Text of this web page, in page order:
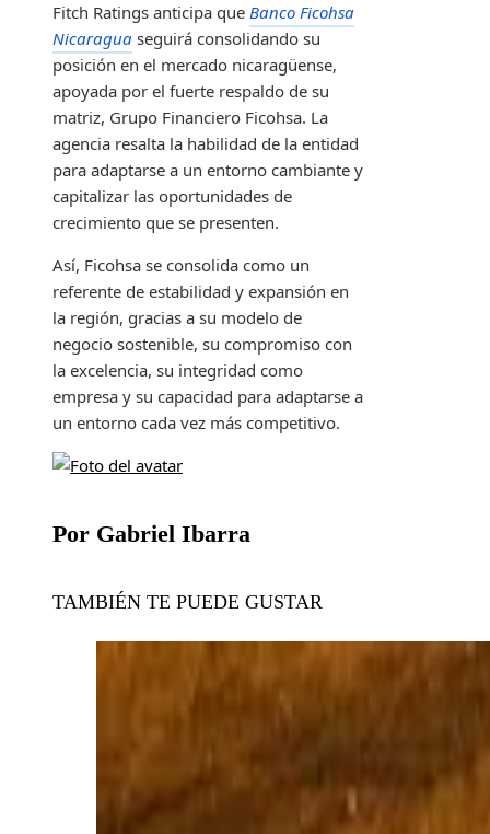
Fitch Ratings anticipa que Banco Ficohsa
Nicaragua seguirá consolidando su
posición en el mercado nicaragüense,
apoyada por el fuerte respaldo de su
matriz, Grupo Financiero Ficohsa. La
agencia resalta la habilidad de la entidad
para adaptarse a un entorno cambiante y
capitalizar las oportunidades de
crecimiento que se presenten.
Así, Ficohsa se consolida como un
referente de estabilidad y expansión en
la región, gracias a su modelo de
negocio sostenible, su compromiso con
la excelencia, su integridad como
empresa y su capacidad para adaptarse a
un entorno cada vez más competitivo.
Por Gabriel Ibarra
TAMBIÉN TE PUEDE GUSTAR